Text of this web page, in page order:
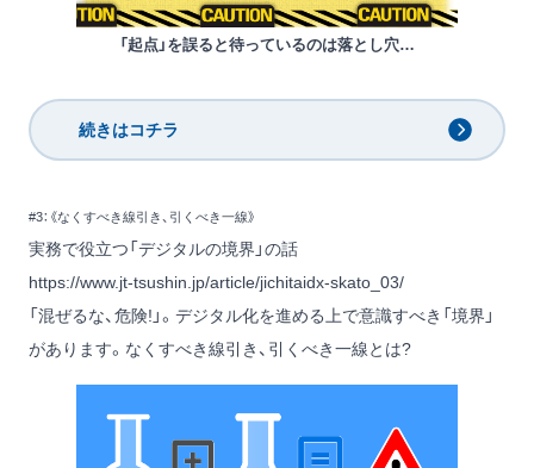
「起点」を誤ると待っているのは落とし穴…
続きはコチラ
#3：《なくすべき線引き、引くべき一線》
実務で役立つ「デジタルの境界」の話
https://www.jt-tsushin.jp/article/jichitaidx-skato_03/
「混ぜるな、危険!」。デジタル化を進める上で意識すべき「境界」
があります。なくすべき線引き、引くべき一線とは?